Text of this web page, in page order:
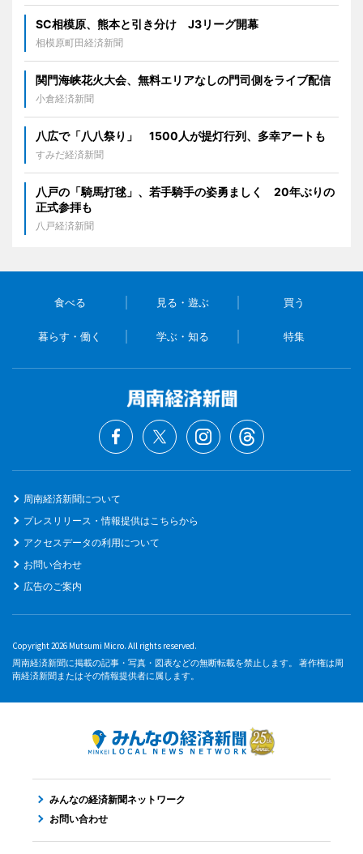
SC相模原、熊本と引き分け J3リーグ開幕
相模原町田経済新聞
関門海峡花火大会、無料エリアなしの門司側をライブ配信
小倉経済新聞
八広で「八八祭り」 1500人が提灯行列、多幸アートも
すみだ経済新聞
八戸の「騎馬打毬」、若手騎手の姿勇ましく 20年ぶりの
正式参拝も
八戸経済新聞
食べる 見る・遊ぶ 買う
暮らす・働く 学ぶ・知る 特集
周南経済新聞について
プレスリリース・情報提供はこちらから
アクセスデータの利用について
お問い合わせ
広告のご案内
Copyright 2026 Mutsumi Micro. All rights reserved.
周南経済新聞に掲載の記事・写真・図表などの無断転載を禁止します。 著作権は周
南経済新聞またはその情報提供者に属します。
みんなの経済新聞ネットワーク
お問い合わせ